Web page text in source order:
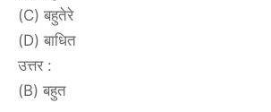
(C) बहुतेरे
(D) बाधित
उत्तर :
(B) बहुत